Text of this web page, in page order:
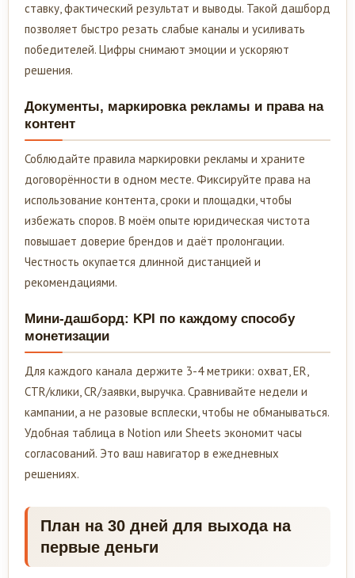
ставку, фактический результат и выводы. Такой дашборд
позволяет быстро резать слабые каналы и усиливать
победителей. Цифры снимают эмоции и ускоряют
решения.
Документы, маркировка рекламы и права на
контент
Соблюдайте правила маркировки рекламы и храните
договорённости в одном месте. Фиксируйте права на
использование контента, сроки и площадки, чтобы
избежать споров. В моём опыте юридическая чистота
повышает доверие брендов и даёт пролонгации.
Честность окупается длинной дистанцией и
рекомендациями.
Мини-дашборд: KPI по каждому способу
монетизации
Для каждого канала держите 3-4 метрики: охват, ER,
CTR/клики, CR/заявки, выручка. Сравнивайте недели и
кампании, а не разовые всплески, чтобы не обманываться.
Удобная таблица в Notion или Sheets экономит часы
согласований. Это ваш навигатор в ежедневных
решениях.
План на 30 дней для выхода на
первые деньги